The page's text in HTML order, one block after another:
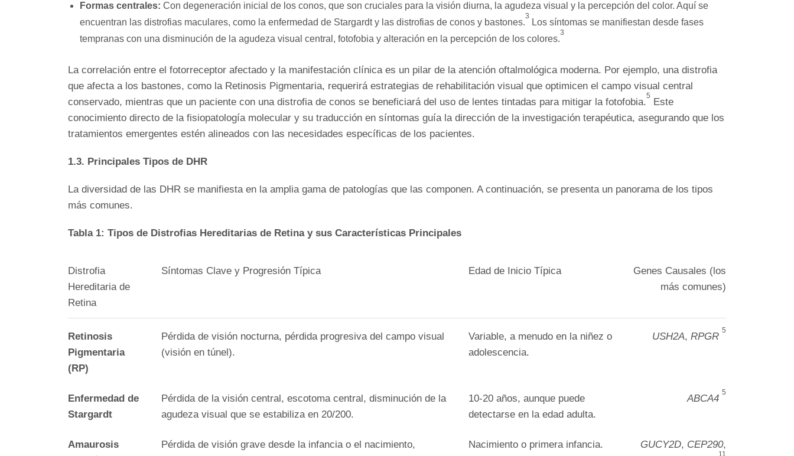
Formas centrales: Con degeneración inicial de los conos, que son cruciales para la visión diurna, la agudeza visual y la percepción del color. Aquí se
encuentran las distrofias maculares, como la enfermedad de Stargardt y las distrofias de conos y bastones.
3
Los síntomas se manifiestan desde fases
tempranas con una disminución de la agudeza visual central, fotofobia y alteración en la percepción de los colores.
3
La correlación entre el fotorreceptor afectado y la manifestación clínica es un pilar de la atención oftalmológica moderna. Por ejemplo, una distrofia
que afecta a los bastones, como la Retinosis Pigmentaria, requerirá estrategias de rehabilitación visual que optimicen el campo visual central
conservado, mientras que un paciente con una distrofia de conos se beneficiará del uso de lentes tintadas para mitigar la fotofobia.
5
Este
conocimiento directo de la fisiopatología molecular y su traducción en síntomas guía la dirección de la investigación terapéutica, asegurando que los
tratamientos emergentes estén alineados con las necesidades específicas de los pacientes.
1.3. Principales Tipos de DHR
La diversidad de las DHR se manifiesta en la amplia gama de patologías que las componen. A continuación, se presenta un panorama de los tipos
más comunes.
Tabla 1: Tipos de Distrofias Hereditarias de Retina y sus Características Principales
Distrofia
Hereditaria de
Retina
Síntomas Clave y Progresión Típica Edad de Inicio Típica
Genes Causales (los
más comunes)
Retinosis
Pigmentaria
(RP)
Pérdida de visión nocturna, pérdida progresiva del campo visual
(visión en túnel).
Variable, a menudo en la niñez o
adolescencia.
USH2A, RPGR
5
Enfermedad de
Stargardt
Pérdida de la visión central, escotoma central, disminución de la
agudeza visual que se estabiliza en 20/200.
10-20 años, aunque puede
detectarse en la edad adulta.
ABCA4
5
Amaurosis
Pérdida de visión grave desde la infancia o el nacimiento,
Nacimiento o primera infancia. GUCY2D, CEP290,
11